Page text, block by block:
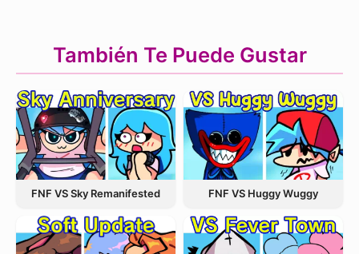
También Te Puede Gustar
FNF VS Sky Remanifested FNF VS Huggy Wuggy